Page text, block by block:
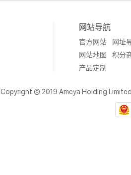
网站导航
官方网站
网址
网站地图
积分
产品定制
Copyright © 2019 Ameya Holding